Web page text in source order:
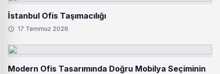
İstanbul Ofis Taşımacılığı
17 Temmuz 2026
Modern Ofis Tasarımında Doğru Mobilya Seçiminin